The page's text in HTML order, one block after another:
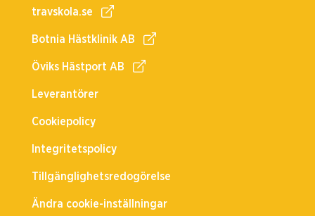
travskola.se
Botnia Hästklinik AB
Öviks Hästport AB
Leverantörer
Cookiepolicy
Integritetspolicy
Tillgänglighetsredogörelse
Ändra cookie-inställningar